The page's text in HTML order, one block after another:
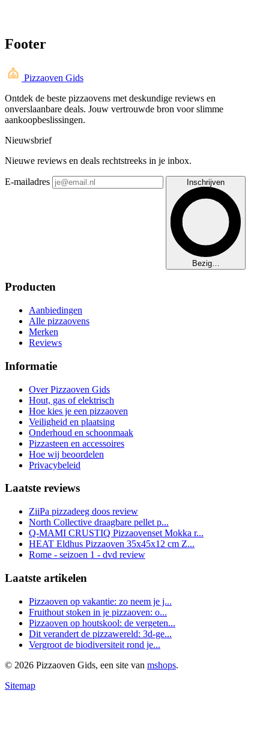
Footer
Pizzaoven Gids
Ontdek de beste pizzaovens met deskundige reviews en
onverslaanbare deals. Jouw vertrouwde bron voor slimme
aankoopbeslissingen.
Nieuwsbrief
Nieuwe reviews en deals rechtstreeks in je inbox.
E-mailadres Inschrijven
Bezig…
Producten
Aanbiedingen
Alle pizzaovens
Merken
Reviews
Informatie
Over Pizzaoven Gids
Hout, gas of elektrisch
Hoe kies je een pizzaoven
Veiligheid en plaatsing
Onderhoud en schoonmaak
Pizzasteen en accessoires
Hoe wij beoordelen
Privacybeleid
Laatste reviews
ZiiPa pizzadeeg doos review
North Collective draagbare pellet p...
Q-MAMI CRUSTIQ Pizzaovenset Mokka r...
HEAT Eldhus Pizzaoven 35x45x12 cm Z...
Rome - seizoen 1 - dvd review
Laatste artikelen
Pizzaoven op vakantie: zo neem je j...
Fruithout stoken in je pizzaoven: o...
Pizzaoven op houtskool: de vergeten...
Dit verandert de pizzawereld: 3d-ge...
Vergroot de biodiversiteit rond je...
© 2026 Pizzaoven Gids, een site van mshops.
Sitemap